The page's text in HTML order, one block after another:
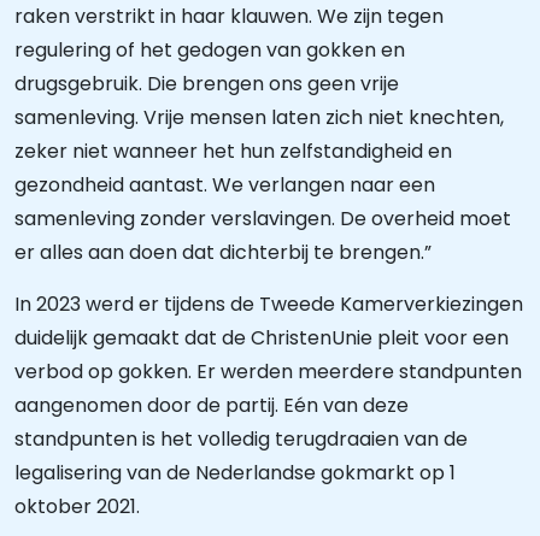
raken verstrikt in haar klauwen. We zijn tegen
regulering of het gedogen van gokken en
drugsgebruik. Die brengen ons geen vrije
samenleving. Vrije mensen laten zich niet knechten,
zeker niet wanneer het hun zelfstandigheid en
gezondheid aantast. We verlangen naar een
samenleving zonder verslavingen. De overheid moet
er alles aan doen dat dichterbij te brengen.”
In 2023 werd er tijdens de Tweede Kamerverkiezingen
duidelijk gemaakt dat de ChristenUnie pleit voor een
verbod op gokken. Er werden meerdere standpunten
aangenomen door de partij. Eén van deze
standpunten is het volledig terugdraaien van de
legalisering van de Nederlandse gokmarkt op 1
oktober 2021.